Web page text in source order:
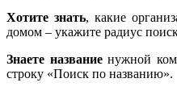
Хотите знать, какие
домом – укажите радиус
Знаете названиенужной
строку «Поиск по названию».